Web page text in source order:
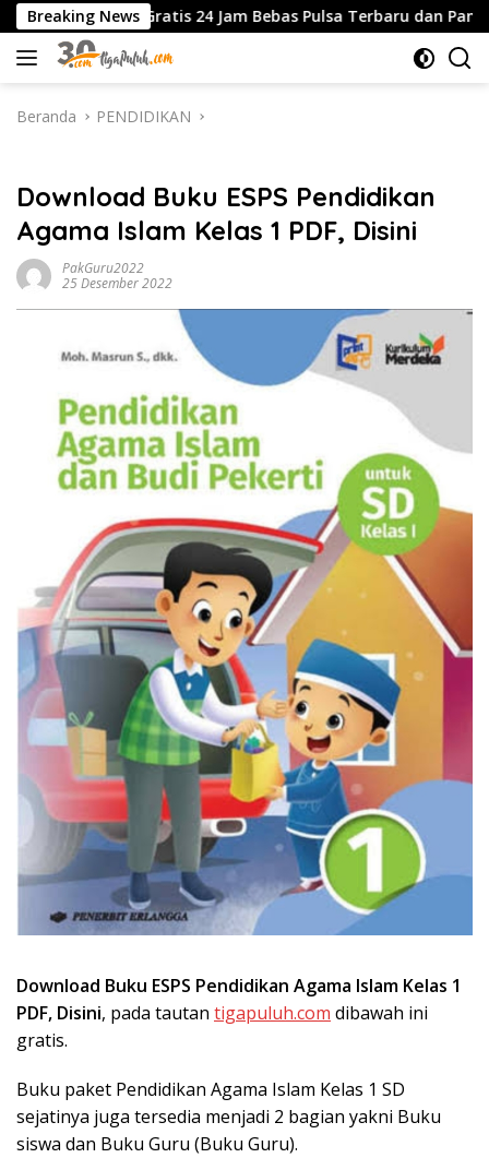
Langsung
ke
konten
Breaking News
BCA Gratis 24 Jam Bebas Pulsa Terbaru dan Panduan
Beranda PENDIDIKAN
Download Buku ESPS Pendidikan
Agama Islam Kelas 1 PDF, Disini
PakGuru2022
25 Desember 2022
Download Buku ESPS Pendidikan Agama Islam Kelas 1
PDF, Disini, pada tautan tigapuluh.com dibawah ini
gratis.
Buku paket Pendidikan Agama Islam Kelas 1 SD
sejatinya juga tersedia menjadi 2 bagian yakni Buku
siswa dan Buku Guru (Buku Guru).